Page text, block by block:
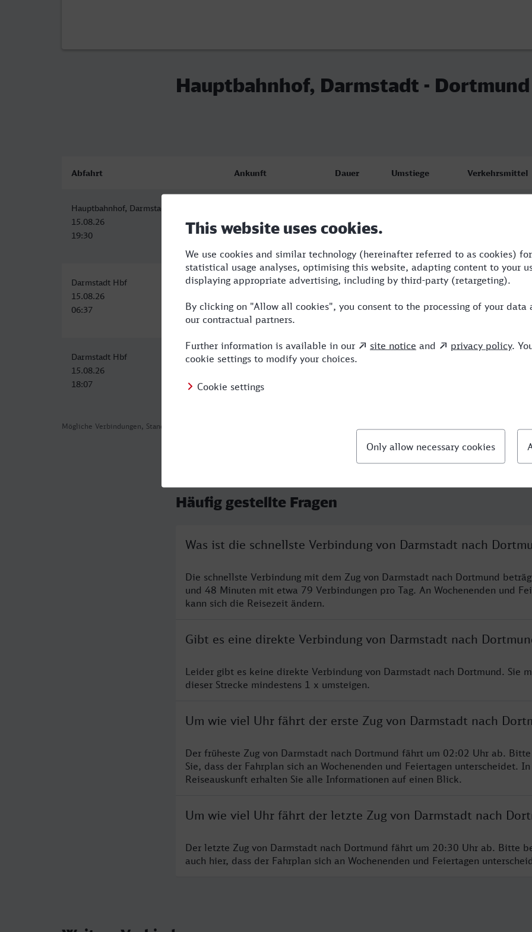
Hauptbahnhof, Darmstadt -
Mögliche Verbindungen, Stand: 2026-08-01 02:01
Abfahrt Ankunft Dauer Umstiege Verkehrsmittel
Hauptbahnhof, Darmstadt
15.08.26
19:30
15.08.26
22:18
Darmstadt Hbf
15.08.26
06:37
Dortmund Hbf
09:37
3:00 2 ICE,NX
Darmstadt Hbf
15.08.26
18:07
Dortmund Hbf
21:14
3:07
Häufig gestellte Fragen
Was ist die schnellste Verbindung von Darmstadt nach
Die schnellste Verbindung mit dem Zug von Darmstadt nach Dortmund
und 48 Minuten mit etwa 79 Verbindungen pro Tag. An Wochenenden und
kann sich die Reisezeit ändern.
Gibt es eine direkte Verbindung von Darmstadt nach
Leider gibt es keine direkte Verbindung von Darmstadt nach Dortmund. Sie
dieser Strecke mindestens 1 x umsteigen.
Um wie viel Uhr fährt der erste Zug von Darmstadt nach
Der früheste Zug von Darmstadt nach Dortmund fährt um 02:02 Uhr ab.
Sie, dass der Fahrplan sich an Wochenenden und Feiertagen unterscheidet.
Reiseauskunft erhalten Sie alle Informationen auf einen Blick.
Um wie viel Uhr fährt der letzte Zug von Darmstadt nach
Der letzte Zug von Darmstadt nach Dortmund fährt um 20:30 Uhr ab. Bitte
auch hier, dass der Fahrplan sich an Wochenenden und Feiertagen